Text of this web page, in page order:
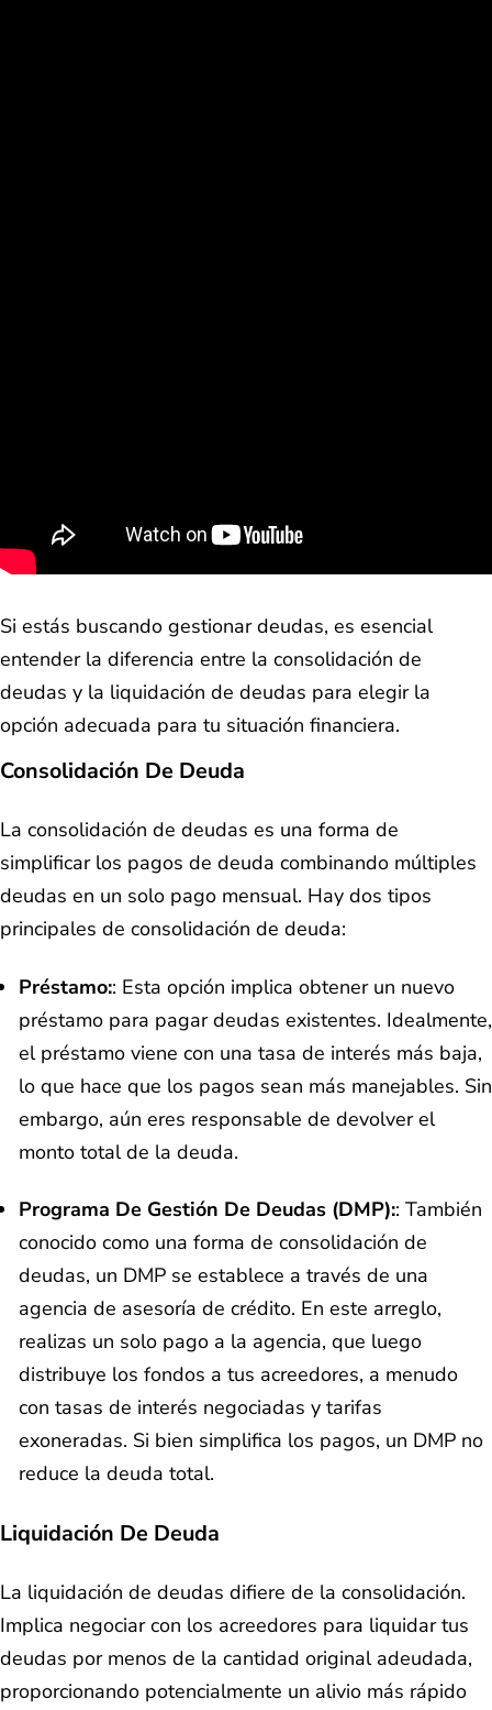
Si estás buscando gestionar deudas, es esencial
entender la diferencia entre la consolidación de
deudas y la liquidación de deudas para elegir la
opción adecuada para tu situación financiera.
Consolidación De Deuda
La consolidación de deudas es una forma de
simplificar los pagos de deuda combinando múltiples
deudas en un solo pago mensual. Hay dos tipos
principales de consolidación de deuda:
Préstamo:: Esta opción implica obtener un nuevo
préstamo para pagar deudas existentes. Idealmente,
el préstamo viene con una tasa de interés más baja,
lo que hace que los pagos sean más manejables. Sin
embargo, aún eres responsable de devolver el
monto total de la deuda.
Programa De Gestión De Deudas (DMP):: También
conocido como una forma de consolidación de
deudas, un DMP se establece a través de una
agencia de asesoría de crédito. En este arreglo,
realizas un solo pago a la agencia, que luego
distribuye los fondos a tus acreedores, a menudo
con tasas de interés negociadas y tarifas
exoneradas. Si bien simplifica los pagos, un DMP no
reduce la deuda total.
Liquidación De Deuda
La liquidación de deudas difiere de la consolidación.
Implica negociar con los acreedores para liquidar tus
deudas por menos de la cantidad original adeudada,
proporcionando potencialmente un alivio más rápido